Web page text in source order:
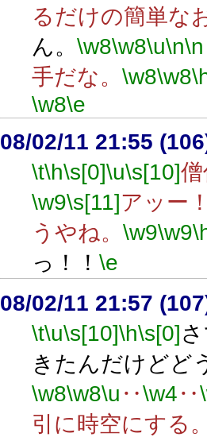
るだけの簡単な
ん。 \w8\w8\u\n\n
手だな。 \w8\w8
\w8\e
08/02/11 21:55
\t\h\s[0]\u\s[10]
\w9\s[11]アッー
うやね。 \w9\w9
っ！！ \e
08/02/11 21:57
\t\u\s[10]\h\s[0]
きたんだけどど
\w8\w8\u ‥\w4‥
引に時空にする